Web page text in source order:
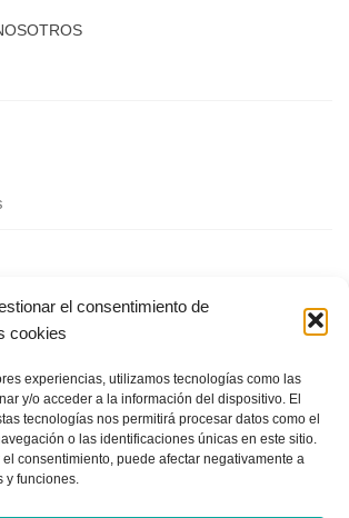
el consentimiento de
cookies
experiencias, utilizamos tecnologías como las
y/o acceder a la información del dispositivo. El
tecnologías nos permitirá procesar datos como el
o las identificaciones únicas en este sitio.
el consentimiento, puede afectar negativamente a
y funciones.